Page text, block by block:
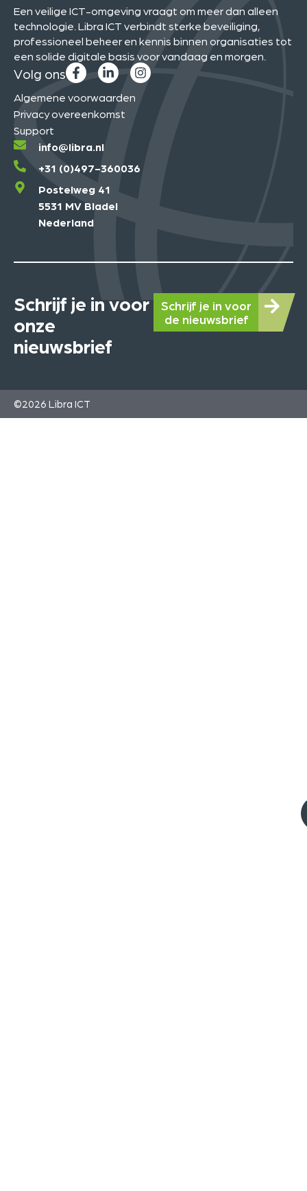
Een veilige ICT-omgeving vraagt om meer dan alleen
technologie. Libra ICT verbindt sterke beveiliging,
professioneel beheer en kennis binnen organisaties tot
een solide digitale basis voor vandaag en morgen.
Volg ons
Algemene voorwaarden
Privacy overeenkomst
Support
info@libra.nl
+31 (0)497-360036
Postelweg 41
5531 MV Bladel
Nederland
Schrijf je in voor
onze
nieuwsbrief
Schrijf je in voor
de nieuwsbrief
©2026 Libra ICT